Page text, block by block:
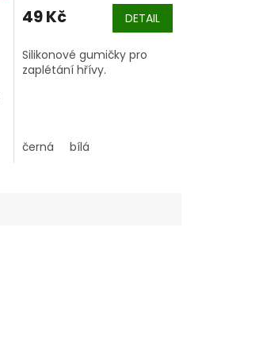
49 Kč DETAIL
Silikonové gumičky pro
zaplétání hřívy.
černá bílá